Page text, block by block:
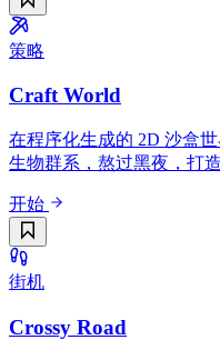
策略
Craft World
在程序化生成的 2D 沙盒
生物群系，熬过黑夜，打
开始
街机
Crossy Road